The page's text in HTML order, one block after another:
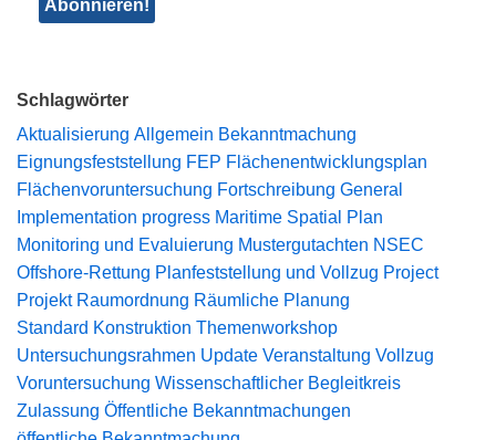
Schlagwörter
Aktualisierung Allgemein Bekanntmachung
Eignungsfeststellung FEP Flächenentwicklungsplan
Flächenvoruntersuchung Fortschreibung General
Implementation progress Maritime Spatial Plan
Monitoring und Evaluierung Mustergutachten NSEC
Offshore-Rettung Planfeststellung und Vollzug Project
Projekt Raumordnung Räumliche Planung
Standard Konstruktion Themenworkshop
Untersuchungsrahmen Update Veranstaltung Vollzug
Voruntersuchung Wissenschaftlicher Begleitkreis
Zulassung Öffentliche Bekanntmachungen